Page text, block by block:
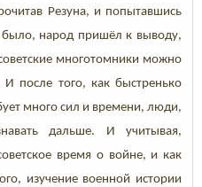
Резуна, и попытавшись
народ пришёл к выводу,
многотомники можно
после того, как быстренько
много сил и времени, люди,
дальше. И учитывая,
время о войне, и как
изучение военной истории